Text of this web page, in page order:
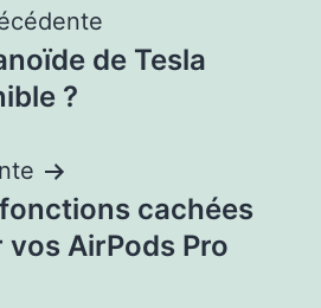
de Tesla
?
cachées
AirPods Pro